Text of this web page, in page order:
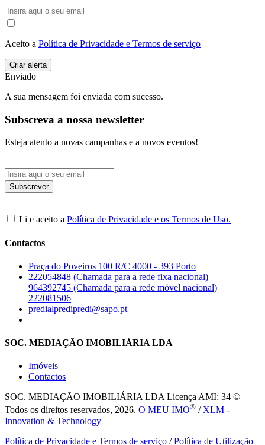
Aceito a Política de Privacidade e Termos de serviço
Enviado
A sua mensagem foi enviada com sucesso.
Subscreva a nossa newsletter
Esteja atento a novas campanhas e a novos eventos!
Li e aceito a Política de Privacidade e os Termos de Uso.
Contactos
Praça do Poveiros 100 R/C 4000 - 393 Porto
222054848 (Chamada para a rede fixa nacional)
964392745 (Chamada para a rede móvel nacional)
222081506
predialpredipredi@sapo.pt
SOC. MEDIAÇÃO IMOBILIÁRIA LDA
Imóveis
Contactos
SOC. MEDIAÇÃO IMOBILIÁRIA LDA Licença AMI: 34 ©
Todos os direitos reservados, 2026. O MEU IMO® /XLM -
Innovation & Technology
Política de Privacidade e Termos de serviço /Política de Utilização